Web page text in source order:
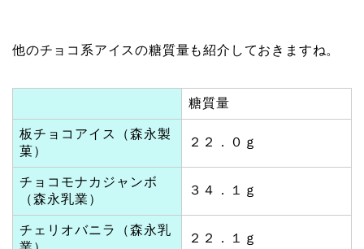
他のチョコ系アイスの糖質量も紹介しておきますね。
糖質量
板チョコアイス（森永製
菓）
２２．０ｇ
チョコモナカジャンボ
（森永乳業）
３４．１ｇ
チェリオバニラ（森永乳
２２．１ｇ